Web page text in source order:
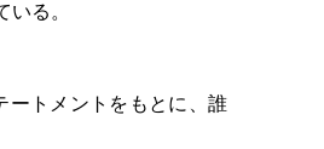
る。
ートメントをもとに、誰